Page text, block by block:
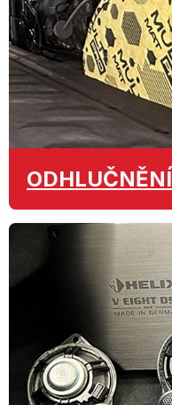
ODHLUČNĚNÍ